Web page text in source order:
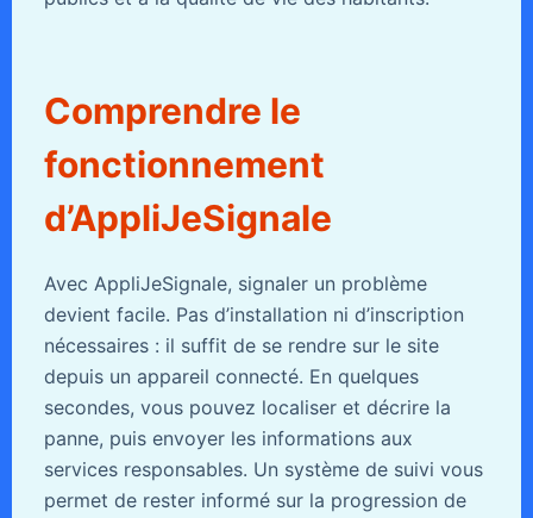
Comprendre le
fonctionnement
d’AppliJeSignale
Avec AppliJeSignale, signaler un problème
devient facile. Pas d’installation ni d’inscription
nécessaires : il suffit de se rendre sur le site
depuis un appareil connecté. En quelques
secondes, vous pouvez localiser et décrire la
panne, puis envoyer les informations aux
services responsables. Un système de suivi vous
permet de rester informé sur la progression de